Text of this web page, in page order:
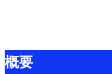
概要